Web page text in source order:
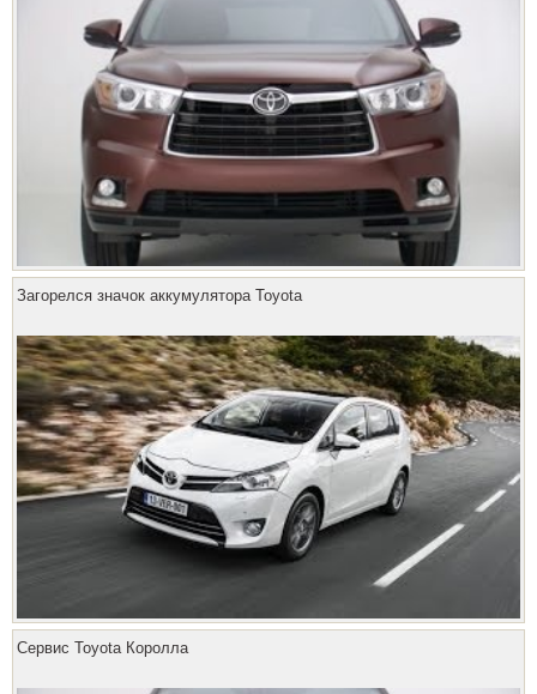
Загорелся значок аккумулятора Toyota
Сервис Toyota Королла